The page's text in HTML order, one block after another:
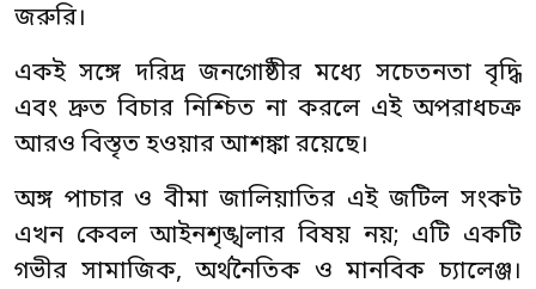
জরুরি।
একই সঙ্গে দরিদ্র জনগোষ্ঠীর মধ্যে সচেতনতা বৃদ্ধি
এবং দ্রুত বিচার নিশ্চিত না করলে এই অপরাধচক্র
আরও বিস্তৃত হওয়ার আশঙ্কা রয়েছে।
অঙ্গ পাচার ও বীমা জালিয়াতির এই জটিল সংকট
এখন কেবল আইনশৃঙ্খলার বিষয় নয়; এটি একটি
গভীর সামাজিক, অর্থনৈতিক ও মানবিক চ্যালেঞ্জ।